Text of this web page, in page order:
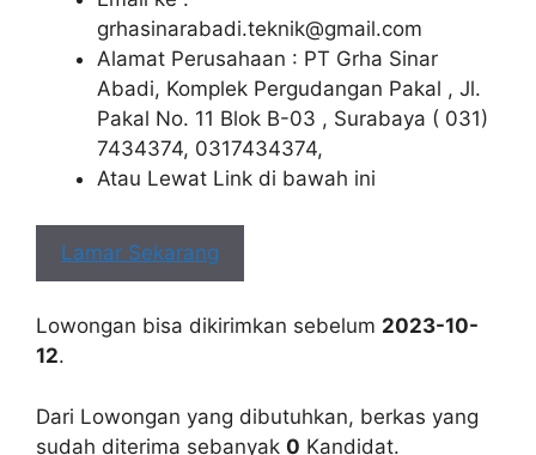
grhasinarabadi.teknik@gmail.com
Alamat Perusahaan : PT Grha Sinar
Abadi, Komplek Pergudangan Pakal , Jl.
Pakal No. 11 Blok B-03 , Surabaya ( 031)
7434374, 0317434374,
Atau Lewat Link di bawah ini
Lamar Sekarang
Lowongan bisa dikirimkan sebelum 2023-10-
12.
Dari Lowongan yang dibutuhkan, berkas yang
sudah diterima sebanyak 0 Kandidat.